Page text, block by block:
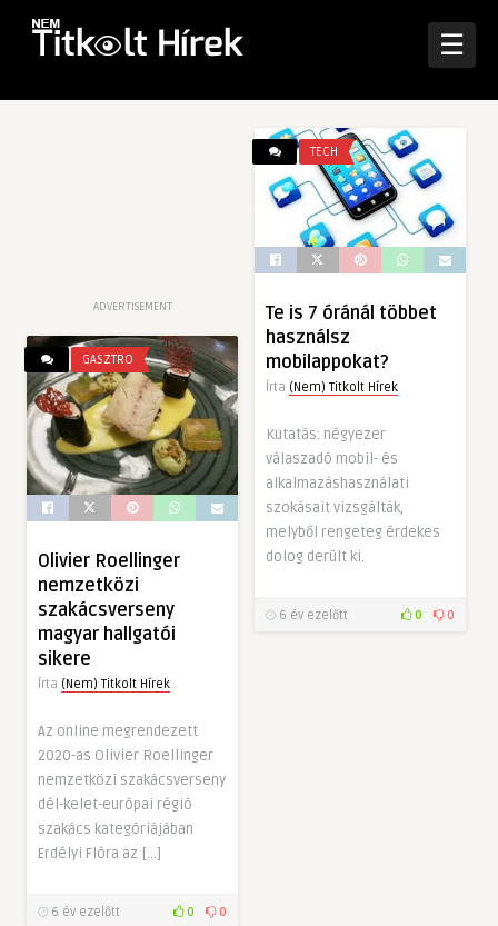
☰
ADVERTISEMENT
TECH
Te is 7 óránál többet
használsz
mobilappokat?
Írta (Nem) Titkolt Hírek
Kutatás: négyezer
válaszadó mobil- és
alkalmazáshasználati
szokásait vizsgálták,
melyből rengeteg érdekes
dolog derült ki.
6 év ezelőtt 0 0
GASZTRO
Olivier Roellinger
nemzetközi
szakácsverseny
magyar hallgatói
sikere
Írta (Nem) Titkolt Hírek
Az online megrendezett
2020-as Olivier Roellinger
nemzetközi szakácsverseny
dél-kelet-európai régió
szakács kategóriájában
Erdélyi Flóra az […]
6 év ezelőtt 0 0